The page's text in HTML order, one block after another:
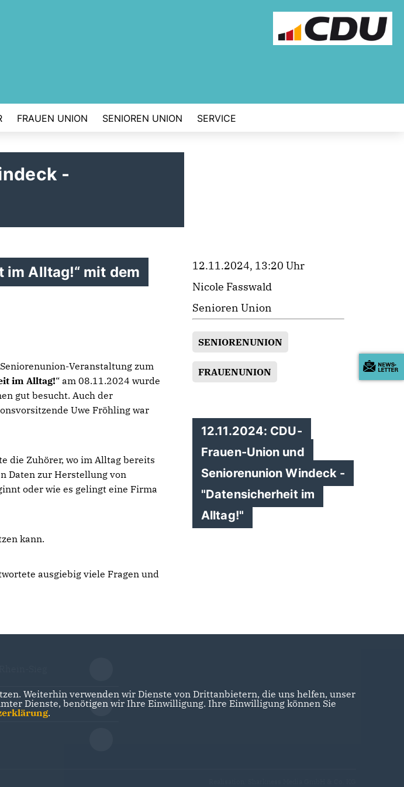
FRAUEN UNION SENIOREN UNION SERVICE
-
im Alltag!“ mit dem
Veranstaltung zum
im Alltag!“ am 08.11.2024 wurde
gut besucht. Auch der
Uwe Fröhling war
die Zuhörer, wo im Alltag bereits
Daten zur Herstellung von
oder wie es gelingt eine Firma
kann.
ausgiebig viele Fragen und
12.11.2024, 13:20 Uhr
Nicole Fasswald
Senioren Union
SENIORENUNION
FRAUENUNION
12.11.2024: CDU-
Frauen-Union und
Seniorenunion Windeck -
"Datensicherheit im
Alltag!"
Weiterhin verwenden wir Dienste von Drittanbietern, die uns helfen, unser
Dienste, benötigen wir Ihre Einwilligung. Ihre Einwilligung können Sie
.